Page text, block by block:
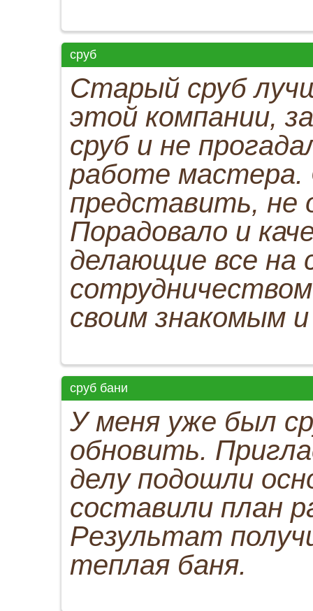
сруб
Старый сруб
этой компании,
сруб и не
работе мастера.
представить, не
Порадовало и
делающие все на
своим знакомым
сруб бани
У меня уже был
обновить.
делу подошли
составили план
Результат
теплая баня.